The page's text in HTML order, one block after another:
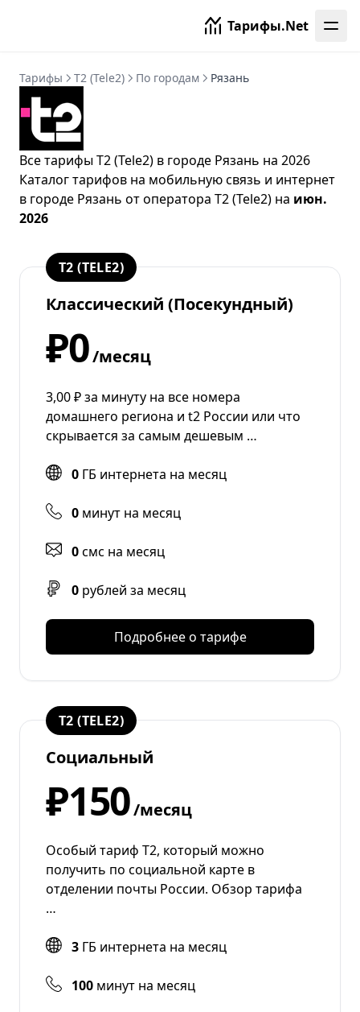
Тарифы.Net
Тарифы T2 (Tele2) По городам Рязань
Все тарифы T2 (Tele2) в городе Рязань на 2026
Каталог тарифов на мобильную связь и интернет
в городе Рязань отоператора T2 (Tele2) на июн.
2026
T2 (TELE2)
Классический (Посекундный)
₽0/месяц
3,00 ₽ за минуту на все номера
домашнего региона и t2 России или что
скрывается за самым дешевым …
0 ГБ интернета на месяц
0 минут на месяц
0смс на месяц
0 рублей за месяц
Подробнее о тарифе
T2 (TELE2)
Социальный
₽150/месяц
Особый тариф Т2, который можно
получить по социальной карте в
отделении почты России. Обзор тарифа
…
3 ГБ интернета на месяц
100 минут на месяц